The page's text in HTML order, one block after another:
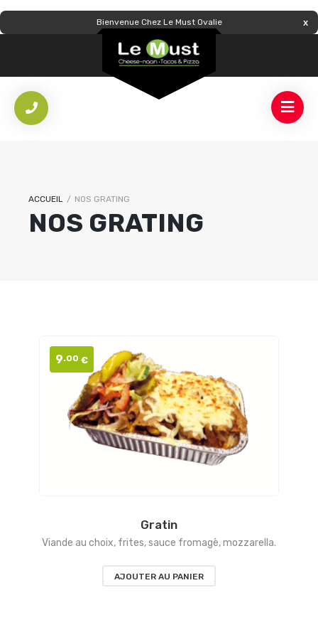
Bienvenue Chez Le Must Ovalie
ACCUEIL / NOS GRATING
NOS GRATING
Gratin
Viande au choix, frites, sauce fromagè, mozzarella.
9.00 €
AJOUTER AU PANIER